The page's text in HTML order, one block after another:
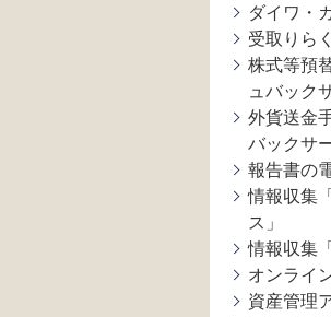
ダイワ・
受取りら
株式等預
ュバック
外貨送金
バックサ
報告書の
情報収集
ス」
情報収集
オンライ
資産管理